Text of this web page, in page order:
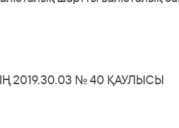
2019.30.03 № 40 ҚАУЛЫСЫ